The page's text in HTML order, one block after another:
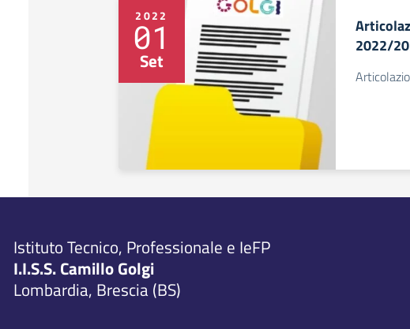
2022
01
Set
2022/
Istituto Tecnico, Professionale e IeFP
I.I.S.S. Camillo Golgi
Lombardia, Brescia (BS)